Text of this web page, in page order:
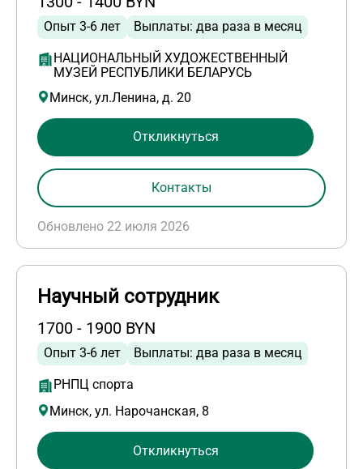
Опыт 3-6 лет Выплаты: два раза в месяц
НАЦИОНАЛЬНЫЙ ХУДОЖЕСТВЕННЫЙ
МУЗЕЙ РЕСПУБЛИКИ БЕЛАРУСЬ
Минск, ул.Ленина, д. 20
Обновлено 22 июля 2026
Откликнуться
Контакты
Научный сотрудник
1700 - 1900 BYN
Опыт 3-6 лет Выплаты: два раза в месяц
РНПЦ спорта
Минск, ул. Нарочанская, 8
Откликнуться